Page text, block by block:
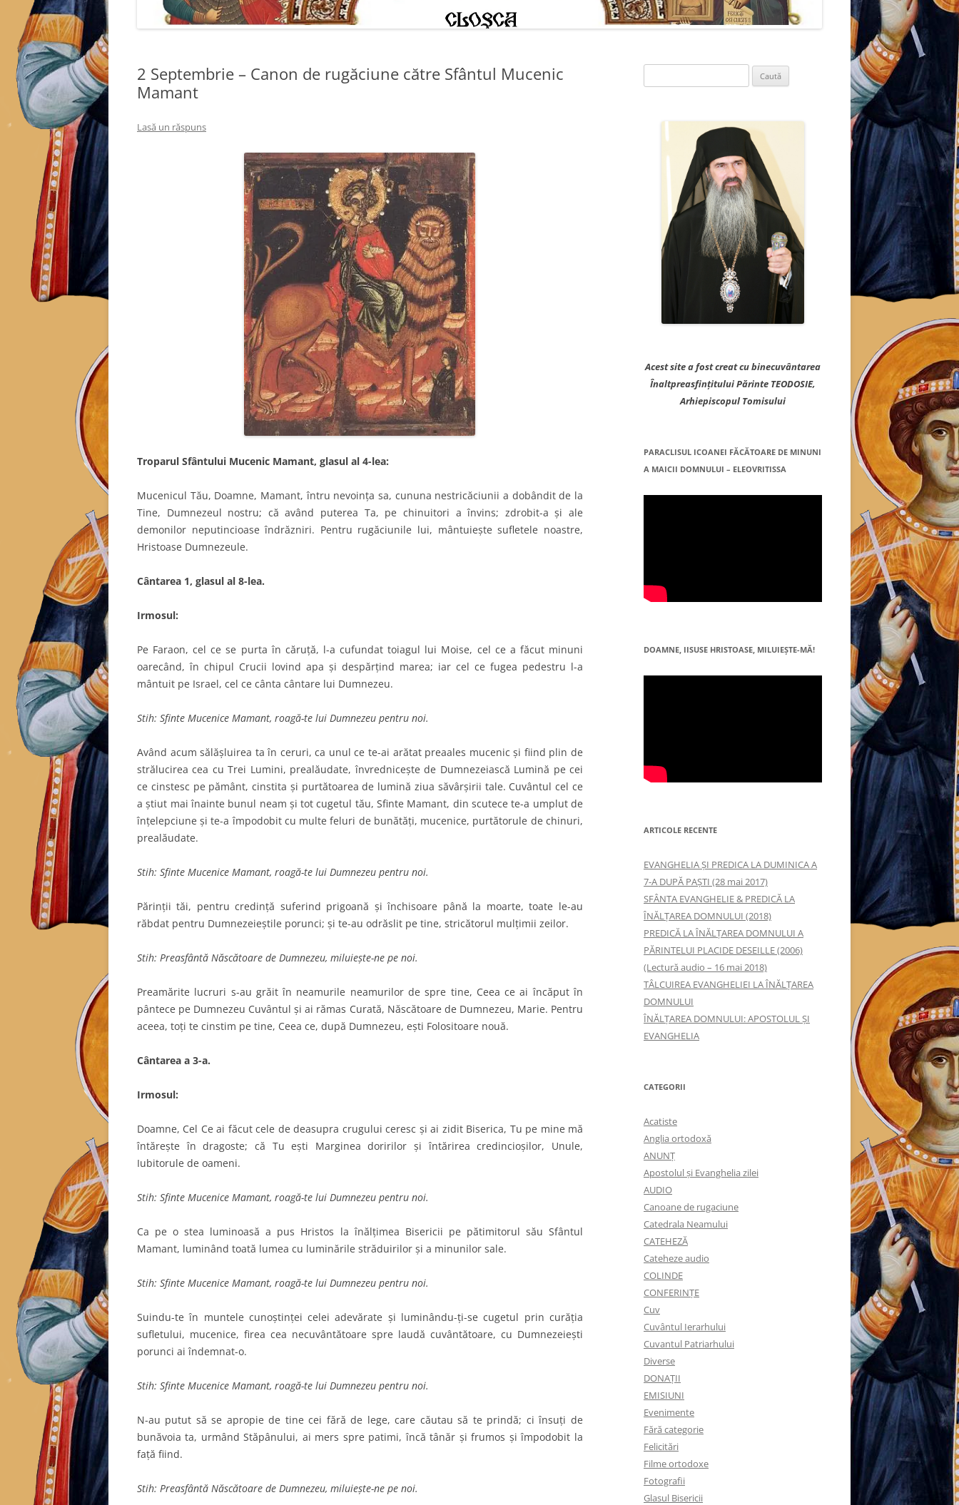
2 Septembrie – Canon de rugăciune către Sfântul Mucenic
Mamant
Lasă un răspuns
Troparul Sfântului Mucenic Mamant, glasul al 4-lea:
Mucenicul Tău, Doamne, Mamant, întru nevoinţa sa, cununa nestricăciunii a dobândit de la
Tine, Dumnezeul nostru; că având puterea Ta, pe chinuitori a învins; zdrobit-a şi ale
demonilor neputincioase îndrăzniri. Pentru rugăciunile lui, mântuieşte sufletele noastre,
Hristoase Dumnezeule.
Cântarea 1, glasul al 8-lea.
Irmosul:
Pe Faraon, cel ce se purta în căruţă, l-a cufundat toiagul lui Moise, cel ce a făcut minuni
oarecând, în chipul Crucii lovind apa şi despărţind marea; iar cel ce fugea pedestru l-a
mântuit pe Israel, cel ce cânta cântare lui Dumnezeu.
Stih: Sfinte Mucenice Mamant, roagă-te lui Dumnezeu pentru noi.
Având acum sălăşluirea ta în ceruri, ca unul ce te-ai arătat preaales mucenic şi fiind plin de
strălucirea cea cu Trei Lumini, prealăudate, învredniceşte de Dumnezeiască Lumină pe cei
ce cinstesc pe pământ, cinstita şi purtătoarea de lumină ziua săvârşirii tale. Cuvântul cel ce
a ştiut mai înainte bunul neam şi tot cugetul tău, Sfinte Mamant, din scutece te-a umplut de
înţelepciune şi te-a împodobit cu multe feluri de bunătăţi, mucenice, purtătorule de chinuri,
prealăudate.
Stih: Sfinte Mucenice Mamant, roagă-te lui Dumnezeu pentru noi.
Părinţii tăi, pentru credinţă suferind prigoană şi închisoare până la moarte, toate le-au
răbdat pentru Dumnezeieştile porunci; şi te-au odrăslit pe tine, stricătorul mulţimii zeilor.
Stih: Preasfântă Născătoare de Dumnezeu, miluieşte-ne pe noi.
Preamărite lucruri s-au grăit în neamurile neamurilor de spre tine, Ceea ce ai încăput în
pântece pe Dumnezeu Cuvântul şi ai rămas Curată, Născătoare de Dumnezeu, Marie. Pentru
aceea, toţi te cinstim pe tine, Ceea ce, după Dumnezeu, eşti Folositoare nouă.
Cântarea a 3-a.
Irmosul:
Doamne, Cel Ce ai făcut cele de deasupra crugului ceresc şi ai zidit Biserica, Tu pe mine mă
întăreşte în dragoste; că Tu eşti Marginea doririlor şi întărirea credincioşilor, Unule,
Iubitorule de oameni.
Stih: Sfinte Mucenice Mamant, roagă-te lui Dumnezeu pentru noi.
Ca pe o stea luminoasă a pus Hristos la înălţimea Bisericii pe pătimitorul său Sfântul
Mamant, luminând toată lumea cu luminările străduirilor şi a minunilor sale.
Stih: Sfinte Mucenice Mamant, roagă-te lui Dumnezeu pentru noi.
Suindu-te în muntele cunoştinţei celei adevărate şi luminându-ţi-se cugetul prin curăţia
sufletului, mucenice, firea cea necuvântătoare spre laudă cuvântătoare, cu Dumnezeieşti
porunci ai îndemnat-o.
Stih: Sfinte Mucenice Mamant, roagă-te lui Dumnezeu pentru noi.
N-au putut să se apropie de tine cei fără de lege, care căutau să te prindă; ci însuţi de
bunăvoia ta, urmând Stăpânului, ai mers spre patimi, încă tânăr şi frumos şi împodobit la
faţă fiind.
Stih: Preasfântă Născătoare de Dumnezeu, miluieşte-ne pe noi.
după:
Acest site a fost creat cu binecuvântarea
Înaltpreasfințitului Părinte TEODOSIE,
Arhiepiscopul Tomisului
PARACLISUL ICOANEI FĂCĂTOARE DE MINUNI
A MAICII DOMNULUI – ELEOVRITISSA
DOAMNE, IISUSE HRISTOASE, MILUIEŞTE-MĂ!
ARTICOLE RECENTE
EVANGHELIA ȘI PREDICA LA DUMINICA A
7-A DUPĂ PAȘTI (28 mai 2017)
SFÂNTA EVANGHELIE & PREDICĂ LA
ÎNĂLŢAREA DOMNULUI (2018)
PREDICĂ LA ÎNĂLŢAREA DOMNULUI A
PĂRINTELUI PLACIDE DESEILLE (2006)
(Lectură audio – 16 mai 2018)
TÂLCUIREA EVANGHELIEI LA ÎNĂLŢAREA
DOMNULUI
ÎNĂLŢAREA DOMNULUI: APOSTOLUL ȘI
EVANGHELIA
CATEGORII
Acatiste
Anglia ortodoxă
ANUNŢ
Apostolul şi Evanghelia zilei
AUDIO
Canoane de rugaciune
Catedrala Neamului
CATEHEZĂ
Cateheze audio
COLINDE
CONFERINȚE
Cuv
Cuvântul Ierarhului
Cuvantul Patriarhului
Diverse
DONAȚII
EMISIUNI
Evenimente
Fără categorie
Felicitări
Filme ortodoxe
Fotografii
Glasul Bisericii